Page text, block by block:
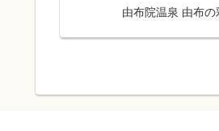
由布院温泉 由布